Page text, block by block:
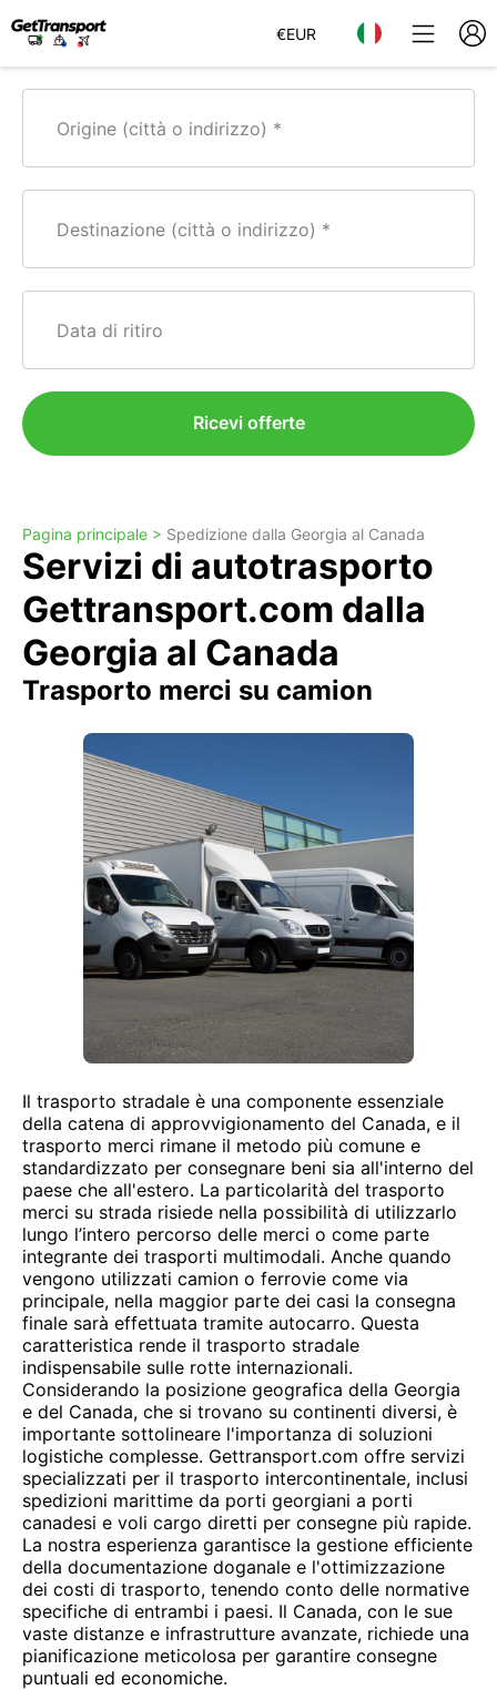
€EUR
Origine (città o indirizzo)
Destinazione (città o indirizzo)
Data di ritiro
Ricevi offerte
Pagina principale > Spedizione dalla Georgia al Canada
Servizi di autotrasporto
Gettransport.com dalla
Georgia al Canada
Trasporto merci su camion
Il trasporto stradale è una componente essenziale
della catena di approvvigionamento del Canada, e il
trasporto merci rimane il metodo più comune e
standardizzato per consegnare beni sia all'interno del
paese che all'estero. La particolarità del trasporto
merci su strada risiede nella possibilità di utilizzarlo
lungo l’intero percorso delle merci o come parte
integrante dei trasporti multimodali. Anche quando
vengono utilizzati camion o ferrovie come via
principale, nella maggior parte dei casi la consegna
finale sarà effettuata tramite autocarro. Questa
caratteristica rende il trasporto stradale
indispensabile sulle rotte internazionali.
Considerando la posizione geografica della Georgia
e del Canada, che si trovano su continenti diversi, è
importante sottolineare l'importanza di soluzioni
logistiche complesse. Gettransport.com offre servizi
specializzati per il trasporto intercontinentale, inclusi
spedizioni marittime da porti georgiani a porti
canadesi e voli cargo diretti per consegne più rapide.
La nostra esperienza garantisce la gestione efficiente
della documentazione doganale e l'ottimizzazione
dei costi di trasporto, tenendo conto delle normative
specifiche di entrambi i paesi. Il Canada, con le sue
vaste distanze e infrastrutture avanzate, richiede una
pianificazione meticolosa per garantire consegne
puntuali ed economiche.